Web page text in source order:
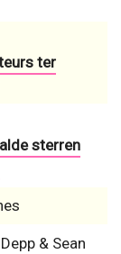
ter
sterren
& Sean